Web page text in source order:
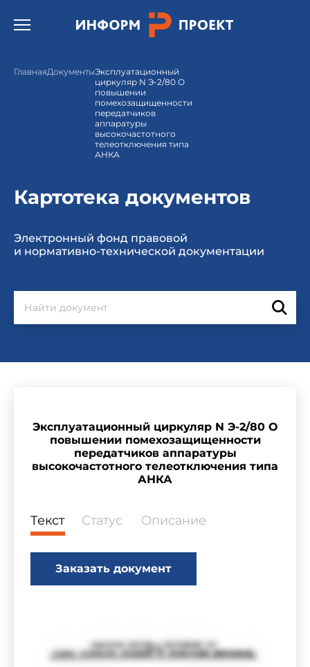
Открыть бургер меню.
ГлавнаяДокументыЭксплуатационный
циркуляр N Э-2/80 О
повышении
помехозащищенности
передатчиков
аппаратуры
высокочастотного
телеотключения типа
АНКА
Картотека документов
Электронный фонд правовой
и нормативно-технической документации
Эксплуатационный циркуляр N Э-2/80 О
повышении помехозащищенности
передатчиков аппаратуры
высокочастотного телеотключения типа
АНКА
Текст Статус Описание
Заказать документ